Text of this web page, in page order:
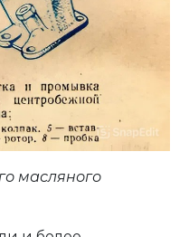
масляного